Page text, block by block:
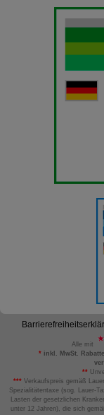
Alle mit
*inkl. MwSt.
**
*** Verkaufspreis gemäß
Spezialitätentaxe (sog. Lauer-
Lasten der gesetzlichen
unter 12 Jahren), die sich